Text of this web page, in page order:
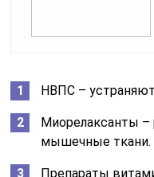
НВПС –
Миорелаксанты –
мышечные ткани.
Препараты